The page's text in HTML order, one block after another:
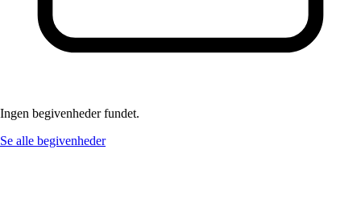
Ingen begivenheder fundet.
Se alle begivenheder